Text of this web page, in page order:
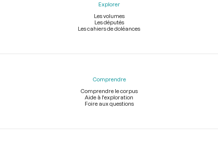
Explorer
Les volumes
Les députés
Les cahiers de doléances
Comprendre
Comprendre le corpus
Aide à l'exploration
Foire aux questions